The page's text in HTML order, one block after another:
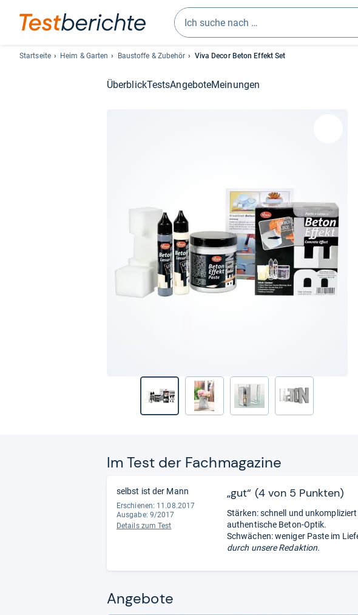
Sie
drei
den
Pfeiltasten
auswählen.
Startseite Heim & Garten Baustoffe & Zubehör Viva Decor Beton Effekt Set
ÜberblickTestsAngeboteMeinungen
Im Test der Fach­ma­ga­zine
selbst ist der Mann
Erschienen: 11.08.2017
Ausgabe: 9/2017
Details zum Test
„gut“ (4 von 5 Punkten)
Stärken: schnell und
authentische Beton-Optik.
Schwächen: weniger Paste im
durch unsere Redaktion.
Angebote